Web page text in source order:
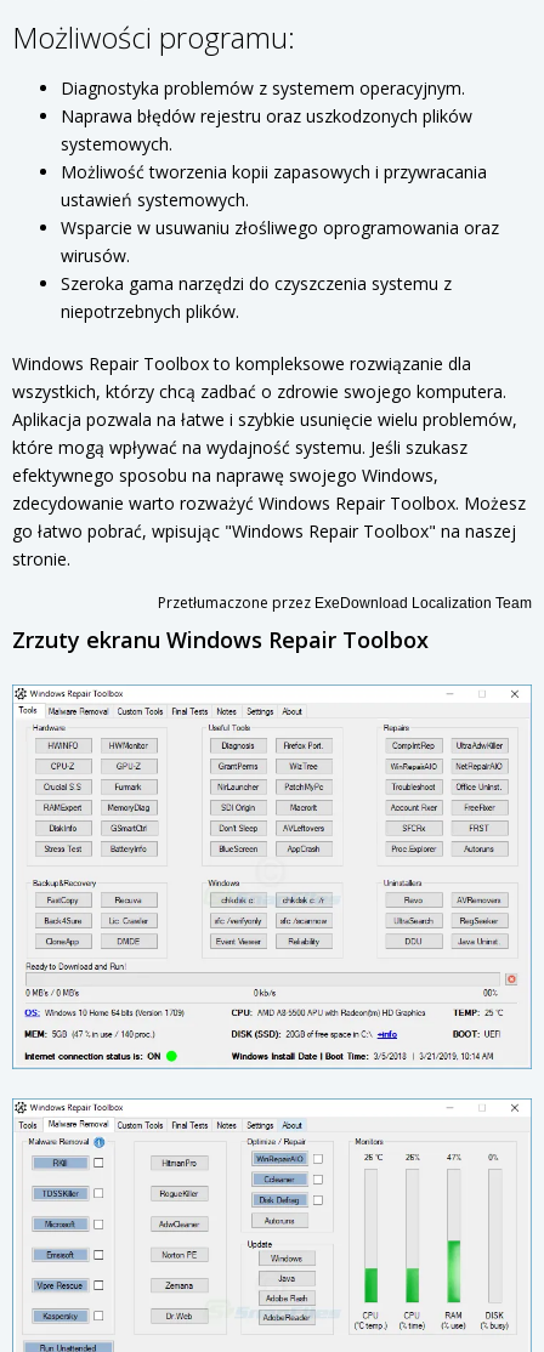
Możliwości programu:
Diagnostyka problemów z systemem operacyjnym.
Naprawa błędów rejestru oraz uszkodzonych plików
systemowych.
Możliwość tworzenia kopii zapasowych i przywracania
ustawień systemowych.
Wsparcie w usuwaniu złośliwego oprogramowania oraz
wirusów.
Szeroka gama narzędzi do czyszczenia systemu z
niepotrzebnych plików.
Windows Repair Toolbox to kompleksowe rozwiązanie dla
wszystkich, którzy chcą zadbać o zdrowie swojego komputera.
Aplikacja pozwala na łatwe i szybkie usunięcie wielu problemów,
które mogą wpływać na wydajność systemu. Jeśli szukasz
efektywnego sposobu na naprawę swojego Windows,
zdecydowanie warto rozważyć Windows Repair Toolbox. Możesz
go łatwo pobrać, wpisując "Windows Repair Toolbox" na naszej
stronie.
Przetłumaczone przez ExeDownload Localization Team
Zrzuty ekranu Windows Repair Toolbox